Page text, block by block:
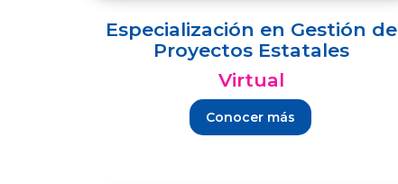
Especialización en Gestión de
Proyectos Estatales
Virtual
Conocer más